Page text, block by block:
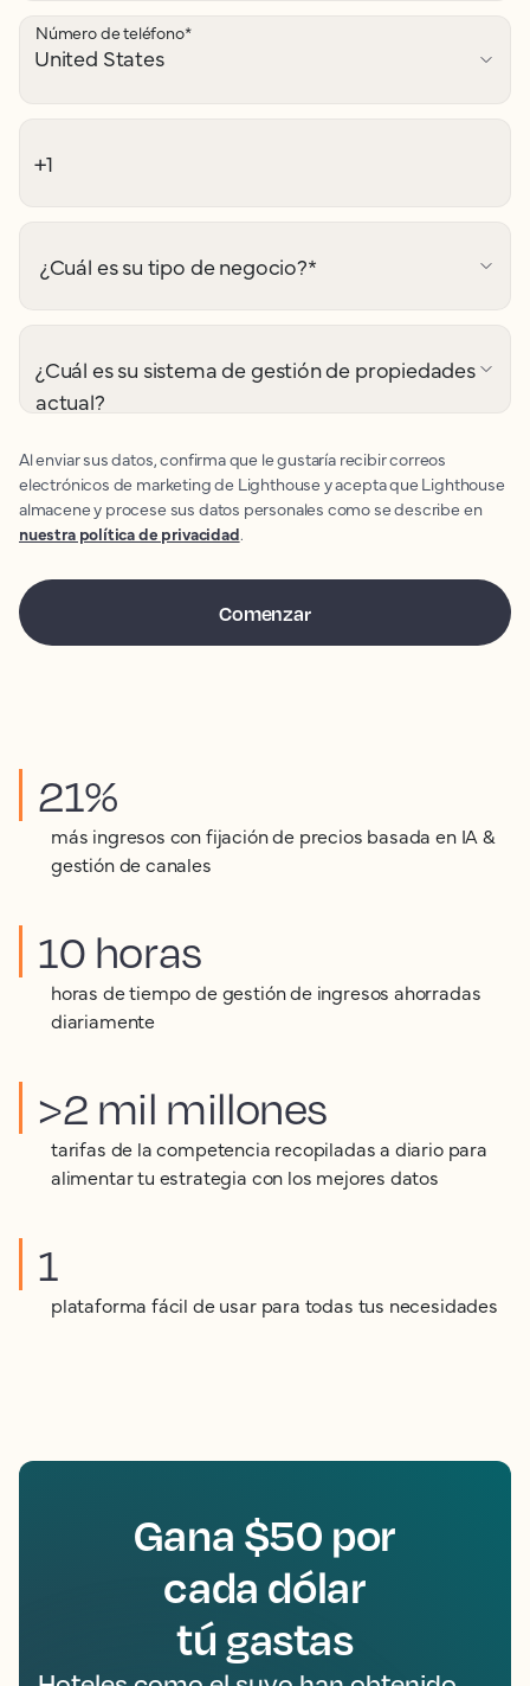
Número de teléfono*
¿Cuál es su tipo de negocio?*
¿Cuál es su sistema de gestión de propiedades
actual?
Al enviar sus datos, confirma que le gustaría recibir correos
electrónicos de marketing de Lighthouse y acepta que Lighthouse
almacene y procese sus datos personales como se describe en
nuestra política de privacidad.
21%
más ingresos con fijación de precios basada en IA &
gestión de canales
10 horas
horas de tiempo de gestión de ingresos ahorradas
diariamente
>2 mil millones
tarifas de la competencia recopiladas a diario para
alimentar tu estrategia con los mejores datos
1
plataforma fácil de usar para todas tus necesidades
Gana $50 por
cada dólar
tú gastas